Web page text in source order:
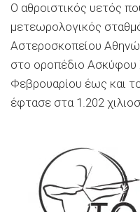
Ο αθροιστικός υετός
μετεωρολογικός
Αστεροσκοπείου
στο οροπέδιο Ασκύφου
Φεβρουαρίου έως και
έφτασε στα 1.202